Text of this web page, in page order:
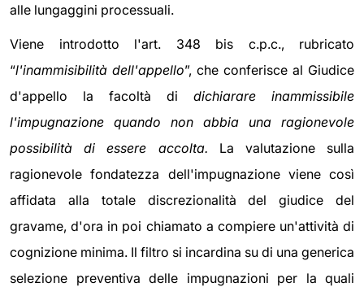
alle lungaggini processuali.
Viene introdotto l'art. 348 bis c.p.c., rubricato
“l'inammisibilità dell'appello”, che conferisce al Giudice
d'appello la facoltà di dichiarare inammissibile
l'impugnazione quando non abbia una ragionevole
possibilità di essere accolta. La valutazione sulla
ragionevole fondatezza dell'impugnazione viene così
affidata alla totale discrezionalità del giudice del
gravame, d'ora in poi chiamato a compiere un'attività di
cognizione minima. Il filtro si incardina su di una generica
selezione preventiva delle impugnazioni per la quali